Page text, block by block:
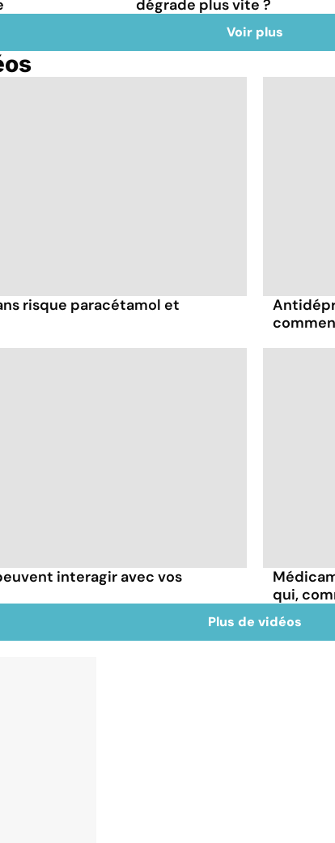
dégrade plus vite ?
Voir plus
risque paracétamol et
interagir avec vos
qui,
Plus de vidéos